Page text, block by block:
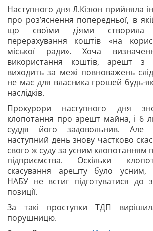
Наступного дня Л.Кізюн прийняла
про роз’яснення попередньої, в
що своїми діями створила
перерахування коштів «на
міської ради». Хоча
використання коштів, арешт з
виходить за межі повноважень
не має для власника грошей будь-
наслідків.
Прокурори наступного дня
клопотання про арешт майна, і 6
суддя його задовольнив. Але
наступний день знову частково
свого ж суду за усним клопотанням
підприємства. Оскільки
скасування арешту було усним,
НАБУ не встиг підготуватися до
позиції.
За такі проступки ТДП
порушницю.